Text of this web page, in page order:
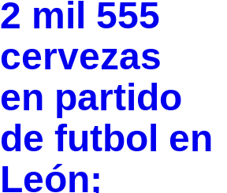
2 mil 555
cervezas
en partido
de futbol en
León;